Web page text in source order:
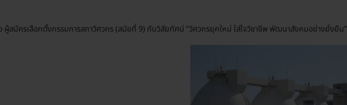
ผู้สมัครเลือกตั้งกรรมการสภาวิศวกร (สมัยที่ 9) กับวิสัยทัศน์ “วิศวกรยุคใหม่ ใส่ใจวิชาชีพ พัฒนาสังคมอย่างยั่งยืน”